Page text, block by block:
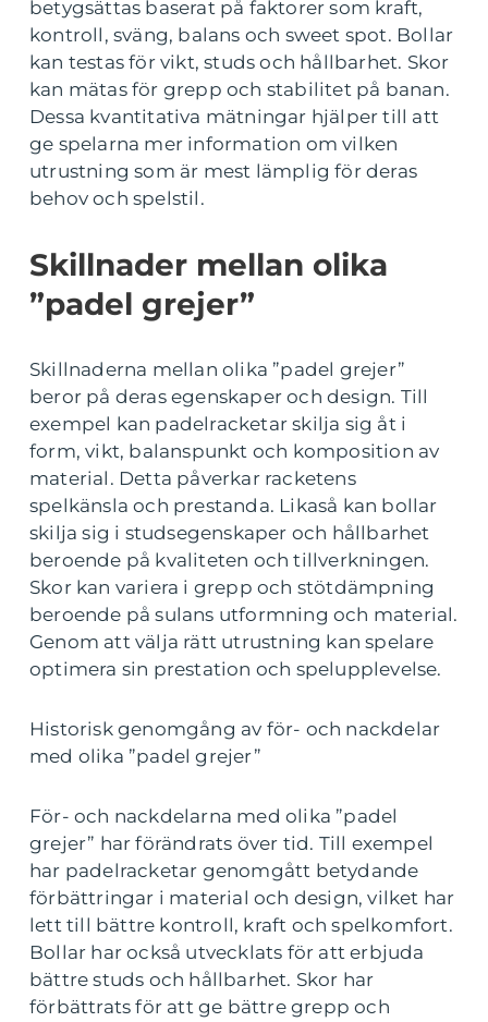
betygsättas baserat på faktorer som kraft,
kontroll, sväng, balans och sweet spot. Bollar
kan testas för vikt, studs och hållbarhet. Skor
kan mätas för grepp och stabilitet på banan.
Dessa kvantitativa mätningar hjälper till att
ge spelarna mer information om vilken
utrustning som är mest lämplig för deras
behov och spelstil.
Skillnader mellan olika
”padel grejer”
Skillnaderna mellan olika ”padel grejer”
beror på deras egenskaper och design. Till
exempel kan padelracketar skilja sig åt i
form, vikt, balanspunkt och komposition av
material. Detta påverkar racketens
spelkänsla och prestanda. Likaså kan bollar
skilja sig i studsegenskaper och hållbarhet
beroende på kvaliteten och tillverkningen.
Skor kan variera i grepp och stötdämpning
beroende på sulans utformning och material.
Genom att välja rätt utrustning kan spelare
optimera sin prestation och spelupplevelse.
Historisk genomgång av för- och nackdelar
med olika ”padel grejer”
För- och nackdelarna med olika ”padel
grejer” har förändrats över tid. Till exempel
har padelracketar genomgått betydande
förbättringar i material och design, vilket har
lett till bättre kontroll, kraft och spelkomfort.
Bollar har också utvecklats för att erbjuda
bättre studs och hållbarhet. Skor har
förbättrats för att ge bättre grepp och